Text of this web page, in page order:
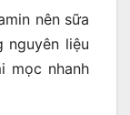
nên sữa
liệu
mọc nhanh